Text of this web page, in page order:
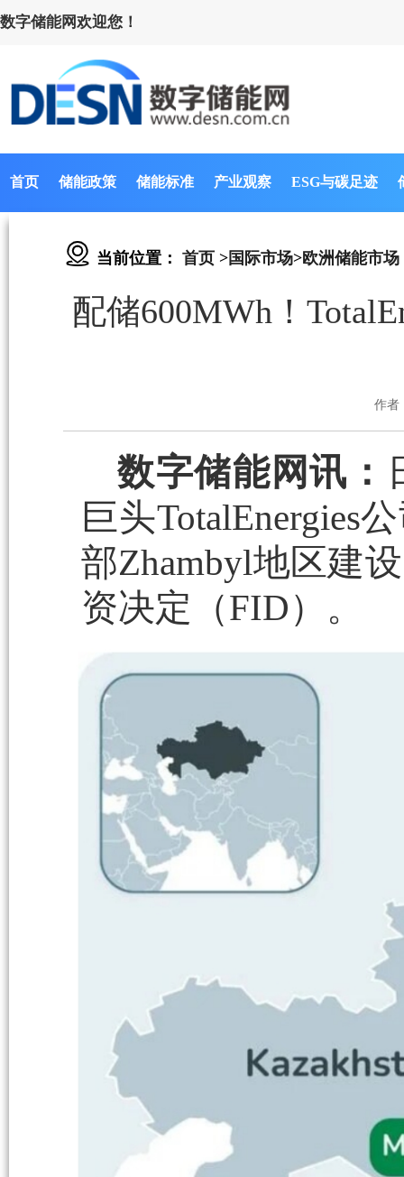
数字储能网欢迎您！
首页 储能政策 储能标准 产业观察 ESG与碳足迹
当前位置： 首页 >国际市场>欧洲储能市场
配储600MWh！
作者
数字储能网讯：
巨头TotalEnergies
部Zhambyl地区建
资决定（FID）。